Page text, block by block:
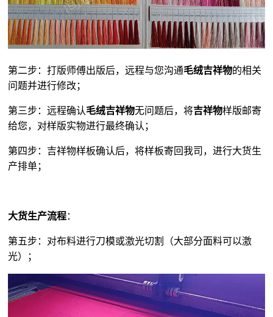
第二步：打版师傅出版后，远程与您沟通毛绒吉祥物的相关
问题并进行修改；
第三步：远程确认毛绒吉祥物无问题后，将吉祥物样版邮寄
给您，对样版实物进行最终确认；
第四步：吉祥物样板确认后，将样板寄回我司，进行大货生
产排单；
大货生产流程：
第五步：对布料进行刀模或激光切割（大部分面料可以激
光）；